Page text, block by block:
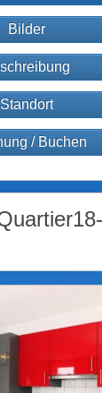
Bilder
Standort
/ Buchen